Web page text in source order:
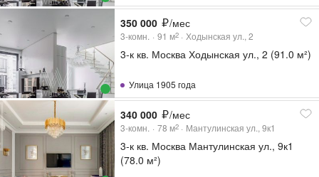
350 000 /мес
3-комн. 91 м2 Ходынская ул., 2
3-к кв. Москва Ходынская ул., 2 (91.0 м²)
Улица 1905 года
340 000 /мес
3-комн. 78 м2 Мантулинская ул., 9к1
3-к кв. Москва Мантулинская ул., 9к1
(78.0 м²)